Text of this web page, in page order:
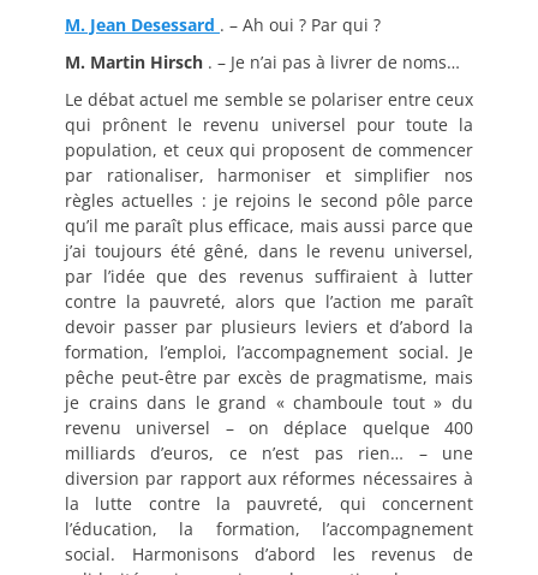
M. Jean Desessard . – Ah oui ? Par qui ?
M. Martin Hirsch . – Je n’ai pas à livrer de noms…
Le débat actuel me semble se polariser entre ceux
qui prônent le revenu universel pour toute la
population, et ceux qui proposent de commencer
par rationaliser, harmoniser et simplifier nos
règles actuelles : je rejoins le second pôle parce
qu’il me paraît plus efficace, mais aussi parce que
j’ai toujours été gêné, dans le revenu universel,
par l’idée que des revenus suffiraient à lutter
contre la pauvreté, alors que l’action me paraît
devoir passer par plusieurs leviers et d’abord la
formation, l’emploi, l’accompagnement social. Je
pêche peut-être par excès de pragmatisme, mais
je crains dans le grand « chamboule tout » du
revenu universel – on déplace quelque 400
milliards d’euros, ce n’est pas rien… – une
diversion par rapport aux réformes nécessaires à
la lutte contre la pauvreté, qui concernent
l’éducation, la formation, l’accompagnement
social. Harmonisons d’abord les revenus de